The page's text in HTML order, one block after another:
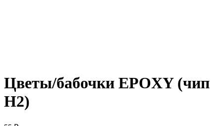
Цветы/бабочки EPOXY (чип
H2)